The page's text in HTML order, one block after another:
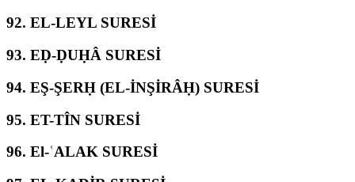
92. EL-LEYL SURESİ
93. EḌ-ḌUḤÂ SURESİ
94. EŞ-ŞERḤ (EL-İNŞİRÂḤ) SURESİ
95. ET-TÎN SURESİ
96. El-ʿALAK SURESİ